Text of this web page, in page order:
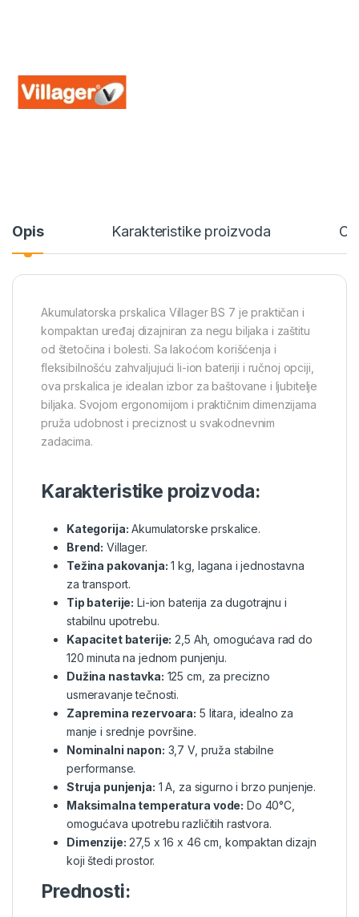
Opis Karakteristike proizvoda
Akumulatorska prskalica Villager BS 7 je praktičan i
kompaktan uređaj dizajniran za negu biljaka i zaštitu
od štetočina i bolesti. Sa lakoćom korišćenja i
fleksibilnošću zahvaljujući li-ion bateriji i ručnoj opciji,
ova prskalica je idealan izbor za baštovane i ljubitelje
biljaka. Svojom ergonomijom i praktičnim dimenzijama
pruža udobnost i preciznost u svakodnevnim
zadacima.
Karakteristike proizvoda:
Kategorija: Akumulatorske prskalice.
Brend: Villager.
Težina pakovanja: 1 kg, lagana i jednostavna
za transport.
Tip baterije: Li-ion baterija za dugotrajnu i
stabilnu upotrebu.
Kapacitet baterije: 2,5 Ah, omogućava rad do
120 minuta na jednom punjenju.
Dužina nastavka: 125 cm, za precizno
usmeravanje tečnosti.
Zapremina rezervoara: 5 litara, idealno za
manje i srednje površine.
Nominalni napon: 3,7 V, pruža stabilne
performanse.
Struja punjenja: 1 A, za sigurno i brzo punjenje.
Maksimalna temperatura vode: Do 40°C,
omogućava upotrebu različitih rastvora.
Dimenzije: 27,5 x 16 x 46 cm, kompaktan dizajn
koji štedi prostor.
Prednosti: